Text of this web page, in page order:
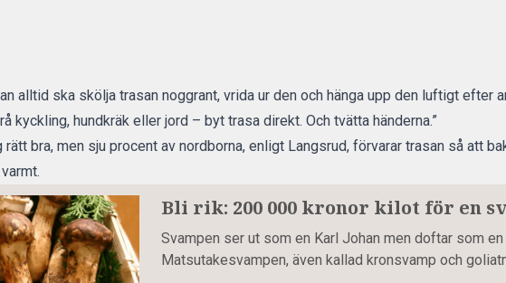
alltid ska skölja trasan noggrant, vrida ur den och hänga upp den luftigt efter
kyckling, hundkräk eller jord – byt trasa direkt. Och tvätta händerna.”
bra, men sju procent av nordborna, enligt Langsrud, förvarar trasan så att
Bli rik: 200 000 kronor kilot för en
Svampen ser ut som en Karl Johan men doftar som
Matsutakesvampen, även kallad kronsvamp och